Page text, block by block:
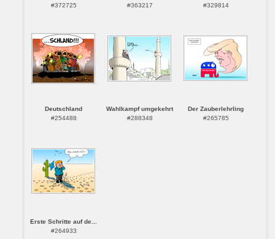
#372725
#363217
#329814
Deutschland
#254488
Wahlkampf umgekehrt
#288348
Der Zauberlehrling
#265785
Erste Schritte auf de...
#264933